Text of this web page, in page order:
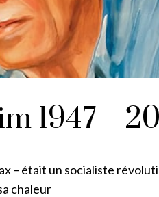
– était un socialiste
chaleur